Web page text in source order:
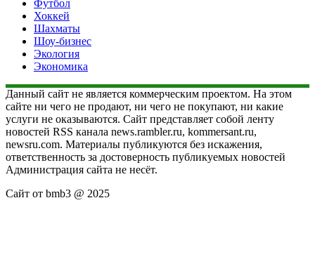
Футбол
Хоккей
Шахматы
Шоу-бизнес
Экология
Экономика
Данный сайт не является коммерческим проектом. На этом
сайте ни чего не продают, ни чего не покупают, ни какие
услуги не оказываются. Сайт представляет собой ленту
новостей RSS канала news.rambler.ru, kommersant.ru,
newsru.com. Материалы публикуются без искажения,
ответственность за достоверность публикуемых новостей
Администрация сайта не несёт.
Сайт от bmb3 @ 2025